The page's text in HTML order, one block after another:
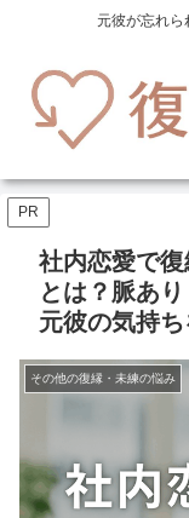
元彼が忘れら
PR
社内恋愛で
とは？脈あ
元彼の気持
その他の復縁・未練の悩み